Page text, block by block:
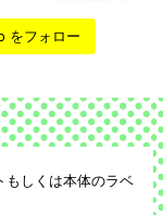
をフォロー
もしくは本体のラベ